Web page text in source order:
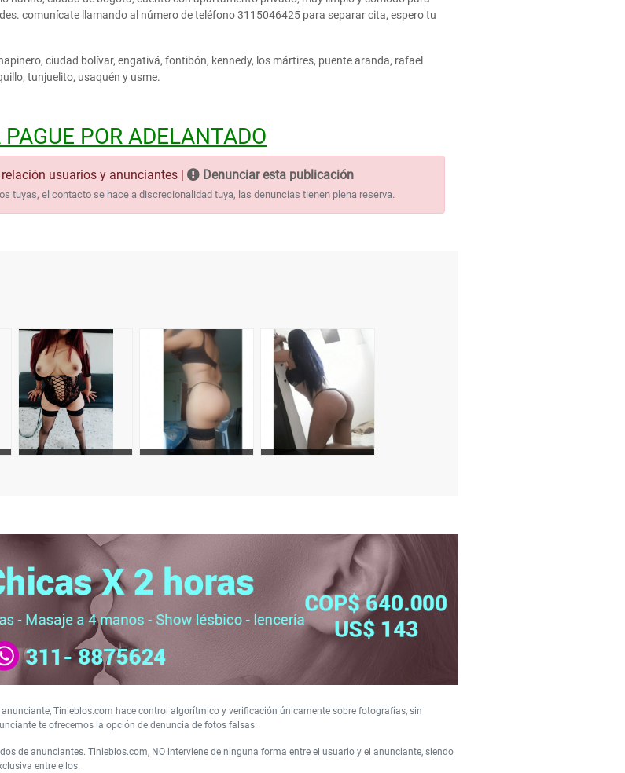
comunícate llamando al número de teléfono 3115046425 para separar cita, espero tu
ciudad bolívar, engativá, fontibón, kennedy, los mártires, puente aranda, rafael
tunjuelito, usaquén y usme.
POR ADELANTADO
usuarios y anunciantes | Denunciar esta publicación
tuyas, el contacto se hace a discrecionalidad tuya, las denuncias tienen plena reserva.
Tinieblos.com hace control algorítmico y verificación únicamente sobre fotografías, sin
te ofrecemos la opción de denuncia de fotos falsas.
de anunciantes. Tinieblos.com, NO interviene de ninguna forma entre el usuario y el anunciante, siendo
entre ellos.